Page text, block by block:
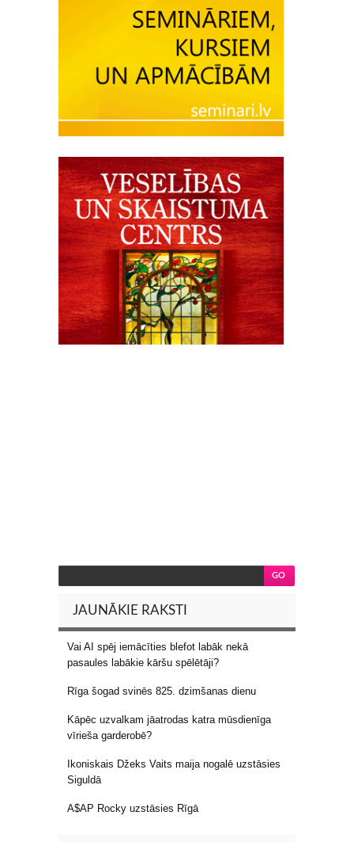
JAUNĀKIE RAKSTI
Vai AI spēj iemācīties blefot labāk nekā
pasaules labākie kāršu spēlētāji?
Rīga šogad svinēs 825. dzimšanas dienu
Kāpēc uzvalkam jāatrodas katra mūsdienīga
vīrieša garderobē?
Ikoniskais Džeks Vaits maija nogalē uzstāsies
Siguldā
A$AP Rocky uzstāsies Rīgā